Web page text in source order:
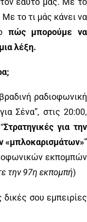
το τι μάς κάνει να
πώς μπορούμε να
λέξη.
ραδιοφωνική
Σένα”, στις 20:00,
Στρατηγικές για την
«μπλοκαρισμάτων»”
εκπομπών
την97η εκπομπή)
σου εμπειρίες